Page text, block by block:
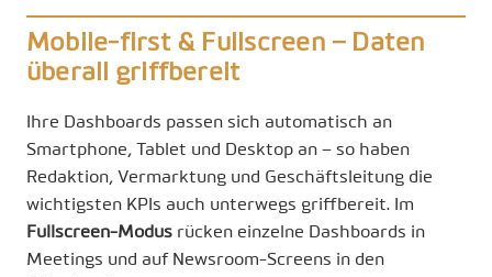
Mobile-first & Fullscreen – Daten
überall griffbereit
Ihre Dashboards passen sich automatisch an
Smartphone, Tablet und Desktop an – so haben
Redaktion, Vermarktung und Geschäftsleitung die
wichtigsten KPIs auch unterwegs griffbereit. Im
Fullscreen-Modus rücken einzelne Dashboards in
Meetings und auf Newsroom-Screens in den